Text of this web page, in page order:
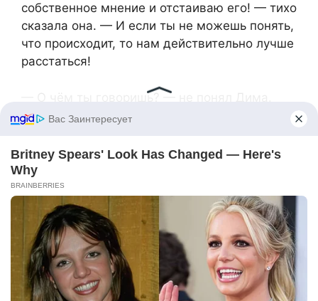
собственное мнение и отстаиваю его! — тихо
сказала она. — И если ты не можешь понять,
что происходит, то нам действительно лучше
расстаться!
— О чём ты говоришь? — не понял Дима.
направилась к двери. — И подаю на развод!
— Это всё из-за одной поездки на дачу? —
Дима рассмеялся нервно. — Ты шутишь?
— Нет, Дима, не из-за поездки! Из-за того,
что ты ни разу не встал на мою сторону! Из-
за того, что я превратилась в домработницу
и водителя! И из-за того, что ни ты, ни твоя